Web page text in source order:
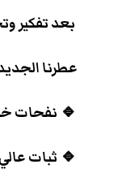
بعد تفكير
عطرنا
🔹 نفحات
🔹 ثبات